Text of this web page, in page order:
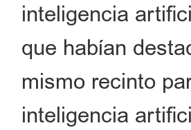
inteligencia
que habían
mismo recinto
inteligencia